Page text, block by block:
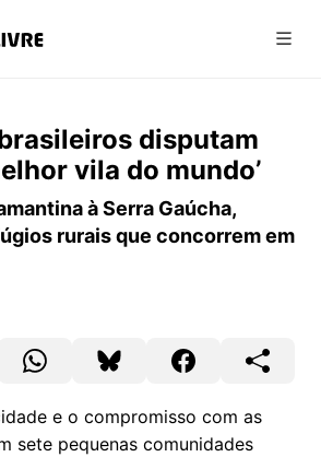
disputam
vila do mundo’
à Serra Gaúcha,
rurais que concorrem em
e o compromisso com as
sete pequenas comunidades